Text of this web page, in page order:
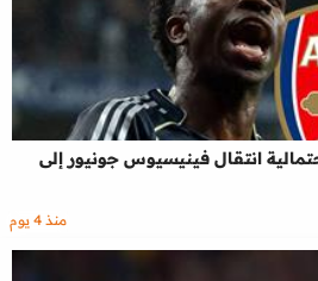
انتقال فينيسيوس جونيور إلى
منذ 4 يوم